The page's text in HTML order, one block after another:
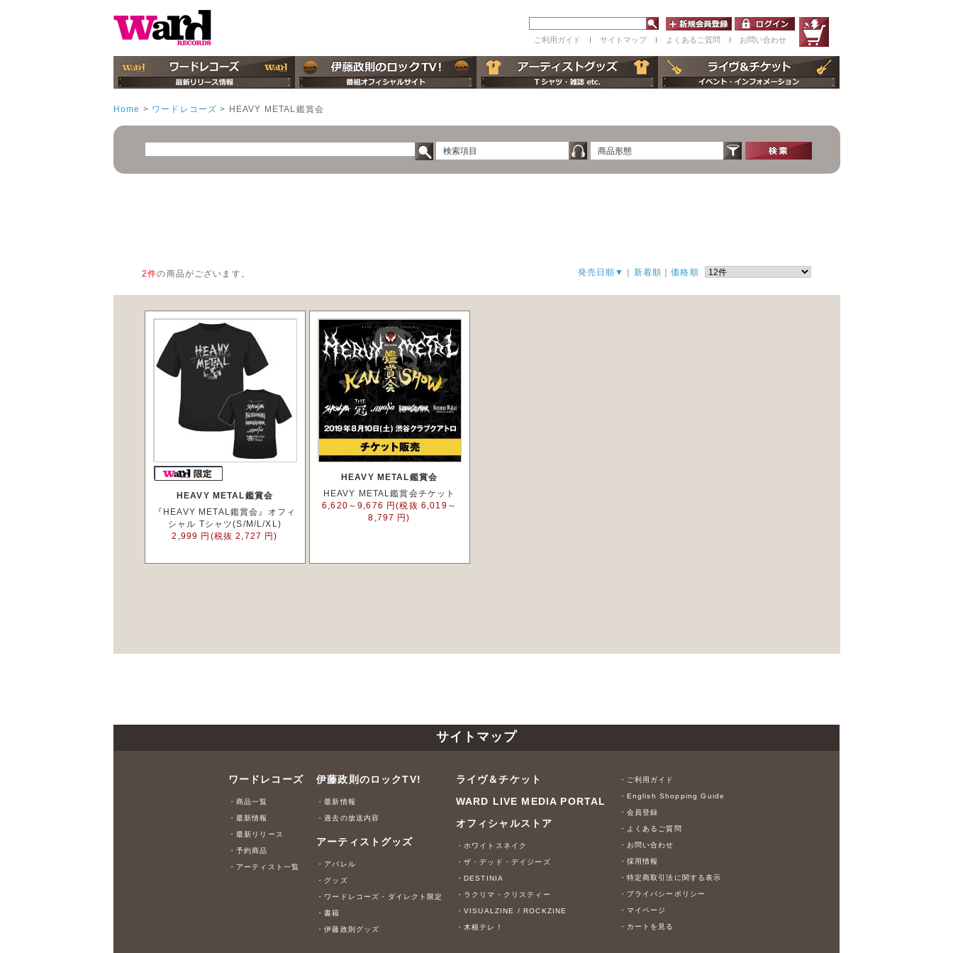
ご利用ガイド ｌ サイトマップ ｌ よくあるご質問 ｌ お問い合わせ
Home > ワードレコーズ > HEAVY METAL鑑賞会
検索項目 商品形態
2件の商品がございます。 発売日順▼ ｜ 新着順 ｜価格順
HEAVY METAL鑑賞会
『HEAVY METAL鑑賞会』オフィ
シャル Tシャツ(S/M/L/XL)
2,999 円(税抜 2,727 円)
HEAVY METAL鑑賞会
HEAVY METAL鑑賞会チケット
6,620～9,676 円(税抜 6,019～
8,797 円)
サイトマップ
ワードレコーズ
・商品一覧
・最新情報
・最新リリース
・予約商品
・アーティスト一覧
伊藤政則のロックTV!
・最新情報
・過去の放送内容
アーティストグッズ
・アパレル
・グッズ
・ワードレコーズ・ダイレクト限定
・書籍
・伊藤政則グッズ
ライヴ＆チケット
WARD LIVE MEDIA PORTAL
オフィシャルストア
・ホワイトスネイク
・ザ・デッド・デイジーズ
・DESTINIA
・ラクリマ・クリスティー
・VISUALZINE / ROCKZINE
・木根テレ！
・ご利用ガイド
・English Shopping Guide
・会員登録
・よくあるご質問
・お問い合わせ
・採用情報
・特定商取引法に関する表示
・プライバシーポリシー
・マイページ
・カートを見る